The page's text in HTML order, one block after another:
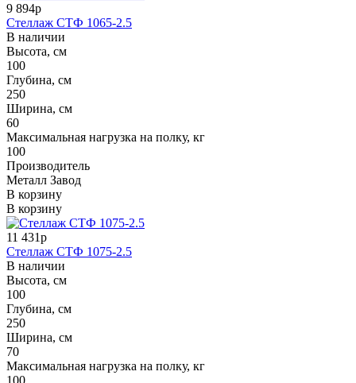
9 894р
Стеллаж СТФ 1065-2.5
В наличии
Высота, см
100
Глубина, см
250
Ширина, см
60
Максимальная нагрузка на полку, кг
100
Производитель
Металл Завод
В корзину
В корзину
11 431р
Стеллаж СТФ 1075-2.5
В наличии
Высота, см
100
Глубина, см
250
Ширина, см
70
Максимальная нагрузка на полку, кг
100